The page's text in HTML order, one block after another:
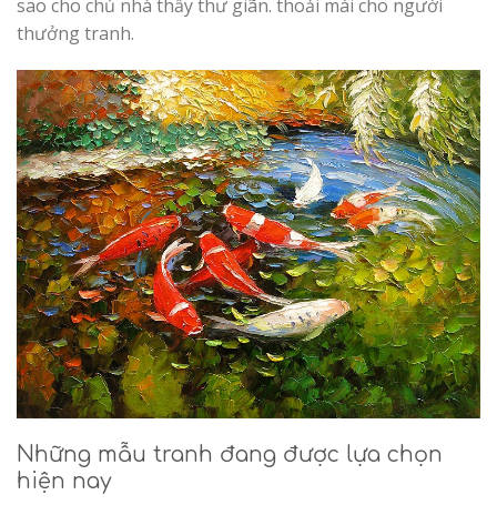
sao cho chủ nhà thấy thư giãn. thoải mái cho người
thưởng tranh.
Những mẫu tranh đang được lựa chọn
hiện nay